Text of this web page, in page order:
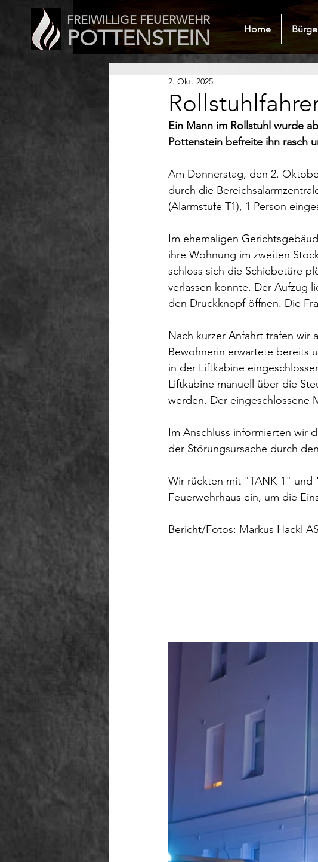
FREIWILLIGE FEUERWEHR
POTTENSTEIN Home
2. Okt. 2025
Ein Mann im Rollstuhl wurde
Pottenstein befreite ihn rasch
Am Donnerstag, den 2.
durch die
(Alarmstufe T1), 1 Person
Im ehemaligen
ihre Wohnung im zweiten
schloss sich die Schiebetüre
verlassen konnte. Der Aufzug
den Druckknopf öffnen. Die
Nach kurzer Anfahrt trafen wir
Bewohnerin erwartete bereits
in der Liftkabine
Liftkabine manuell über die
werden. Der eingeschlossene
Im Anschluss informierten wir
der Störungsursache durch
Wir rückten mit "TANK-1" und
Feuerwehrhaus ein, um die
Bericht/Fotos: Markus Hackl